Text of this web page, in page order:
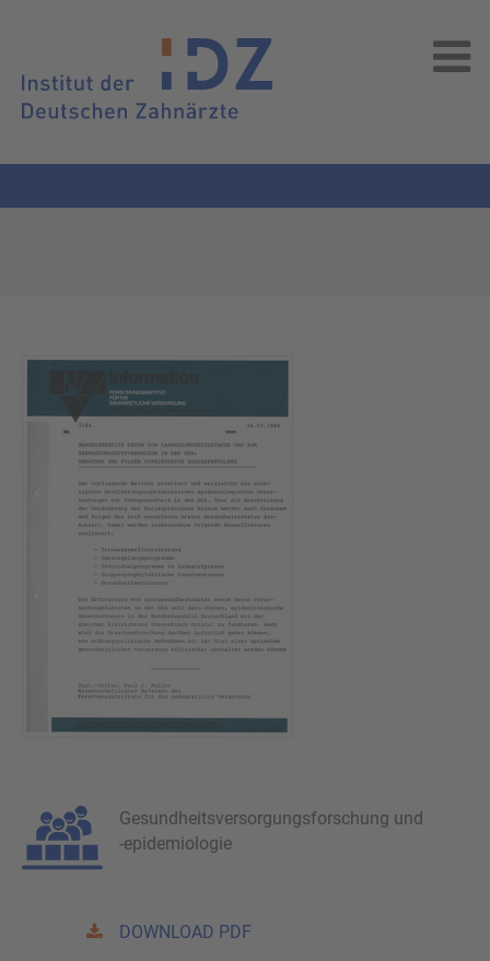
Gesundheitsversorgungsforschung und
-epidemiologie
DOWNLOAD PDF